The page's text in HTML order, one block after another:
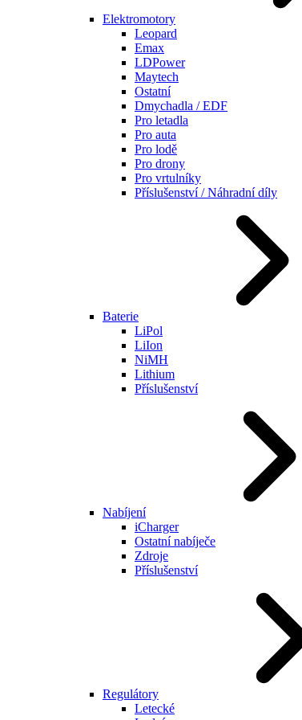
Elektromotory
Leopard
Emax
LDPower
Maytech
Ostatní
Dmychadla / EDF
Pro letadla
Pro auta
Pro lodě
Pro drony
Pro vrtulníky
Příslušenství / Náhradní díly
Baterie
LiPol
LiIon
NiMH
Lithium
Příslušenství
Nabíjení
iCharger
Ostatní nabíječe
Zdroje
Příslušenství
Regulátory
Letecké